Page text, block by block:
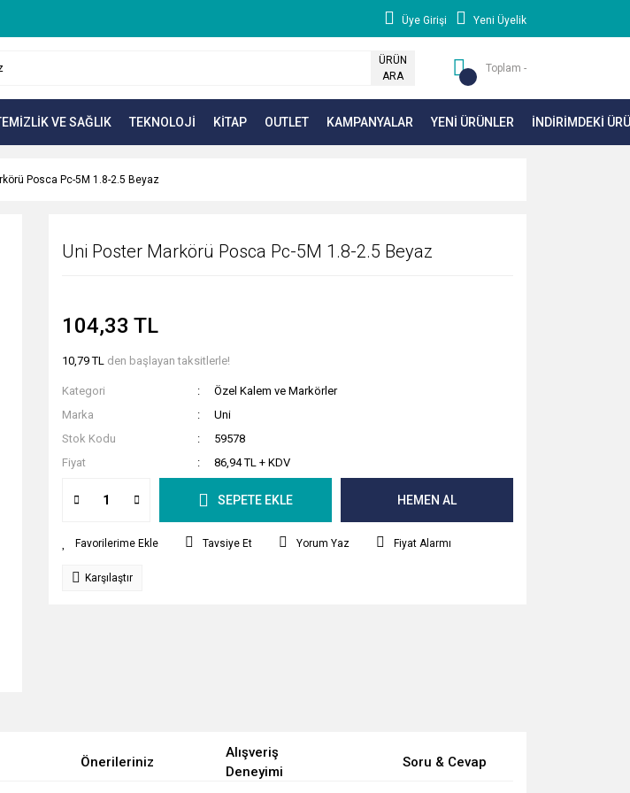
Üye Girişi Yeni Üyelik
ÜRÜN
ARA
Toplam -
VE SAĞLIK TEKNOLOJİ KİTAP OUTLET KAMPANYALAR YENİ ÜRÜNLER İNDİRİMDEKİ
Posca Pc-5M 1.8-2.5 Beyaz
Uni Poster Markörü Posca Pc-5M 1.8-2.5 Beyaz
104,33 TL
10,79 TL den başlayan taksitlerle!
Kategori
Özel Kalem ve Markörler
Marka
Uni
Stok Kodu
59578
Fiyat
86,94 TL + KDV
SEPETE EKLE HEMEN AL
Tavsiye Et Yorum Yaz Fiyat Alarmı
Karşılaştır
Önerileriniz
Alışveriş
Deneyimi
Soru & Cevap